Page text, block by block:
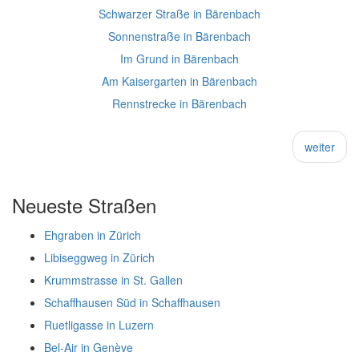
Schwarzer Straße in Bärenbach
Sonnenstraße in Bärenbach
Im Grund in Bärenbach
Am Kaisergarten in Bärenbach
Rennstrecke in Bärenbach
weiter
Neueste Straßen
Ehgraben in Zürich
Libiseggweg in Zürich
Krummstrasse in St. Gallen
Schaffhausen Süd in Schaffhausen
Ruetligasse in Luzern
Bel-Air in Genève